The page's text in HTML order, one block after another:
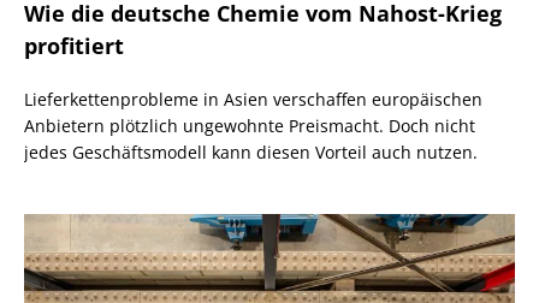
Wie die deutsche Chemie vom Nahost-Krieg
profitiert
Lieferkettenprobleme in Asien verschaffen europäischen
Anbietern plötzlich ungewohnte Preismacht. Doch nicht
jedes Geschäftsmodell kann diesen Vorteil auch nutzen.